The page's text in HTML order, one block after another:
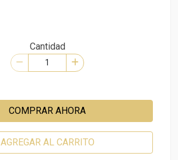
Cantidad
COMPRAR AHORA
AGREGAR AL CARRITO